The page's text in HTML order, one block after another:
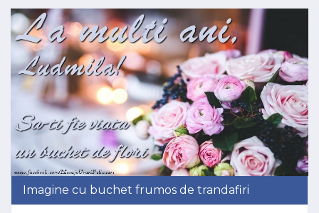
Imagine cu buchet frumos de trandafiri